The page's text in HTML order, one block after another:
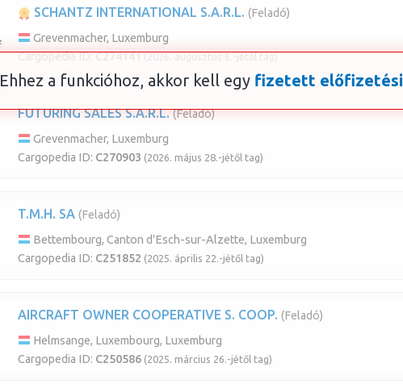
SCHANTZ INTERNATIONAL S.A.R.L. (Feladó)
Grevenmacher, Luxemburg
Cargopedia ID:C274141 (2026. augusztus 6.-jétől tag)
FUTURING SALES S.A.R.L. (Feladó)
Grevenmacher, Luxemburg
Cargopedia ID: C270903 (2026. május 28.-jétől tag)
T.M.H. SA (Feladó)
Bettembourg, Canton d'Esch-sur-Alzette, Luxemburg
Cargopedia ID: C251852 (2025. április 22.-jétől tag)
AIRCRAFT OWNER COOPERATIVE S. COOP. (Feladó)
Helmsange, Luxembourg, Luxemburg
Cargopedia ID: C250586 (2025. március 26.-jétől tag)
Ehhez a funkcióhoz, akkor kell egy fizetett előfizetési